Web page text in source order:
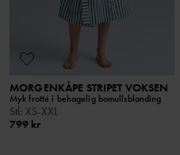
MORGENKÅPE STRIPET VOKSEN
Myk frotté i behagelig bomullsblanding
Stl: XS-XXL
799 kr